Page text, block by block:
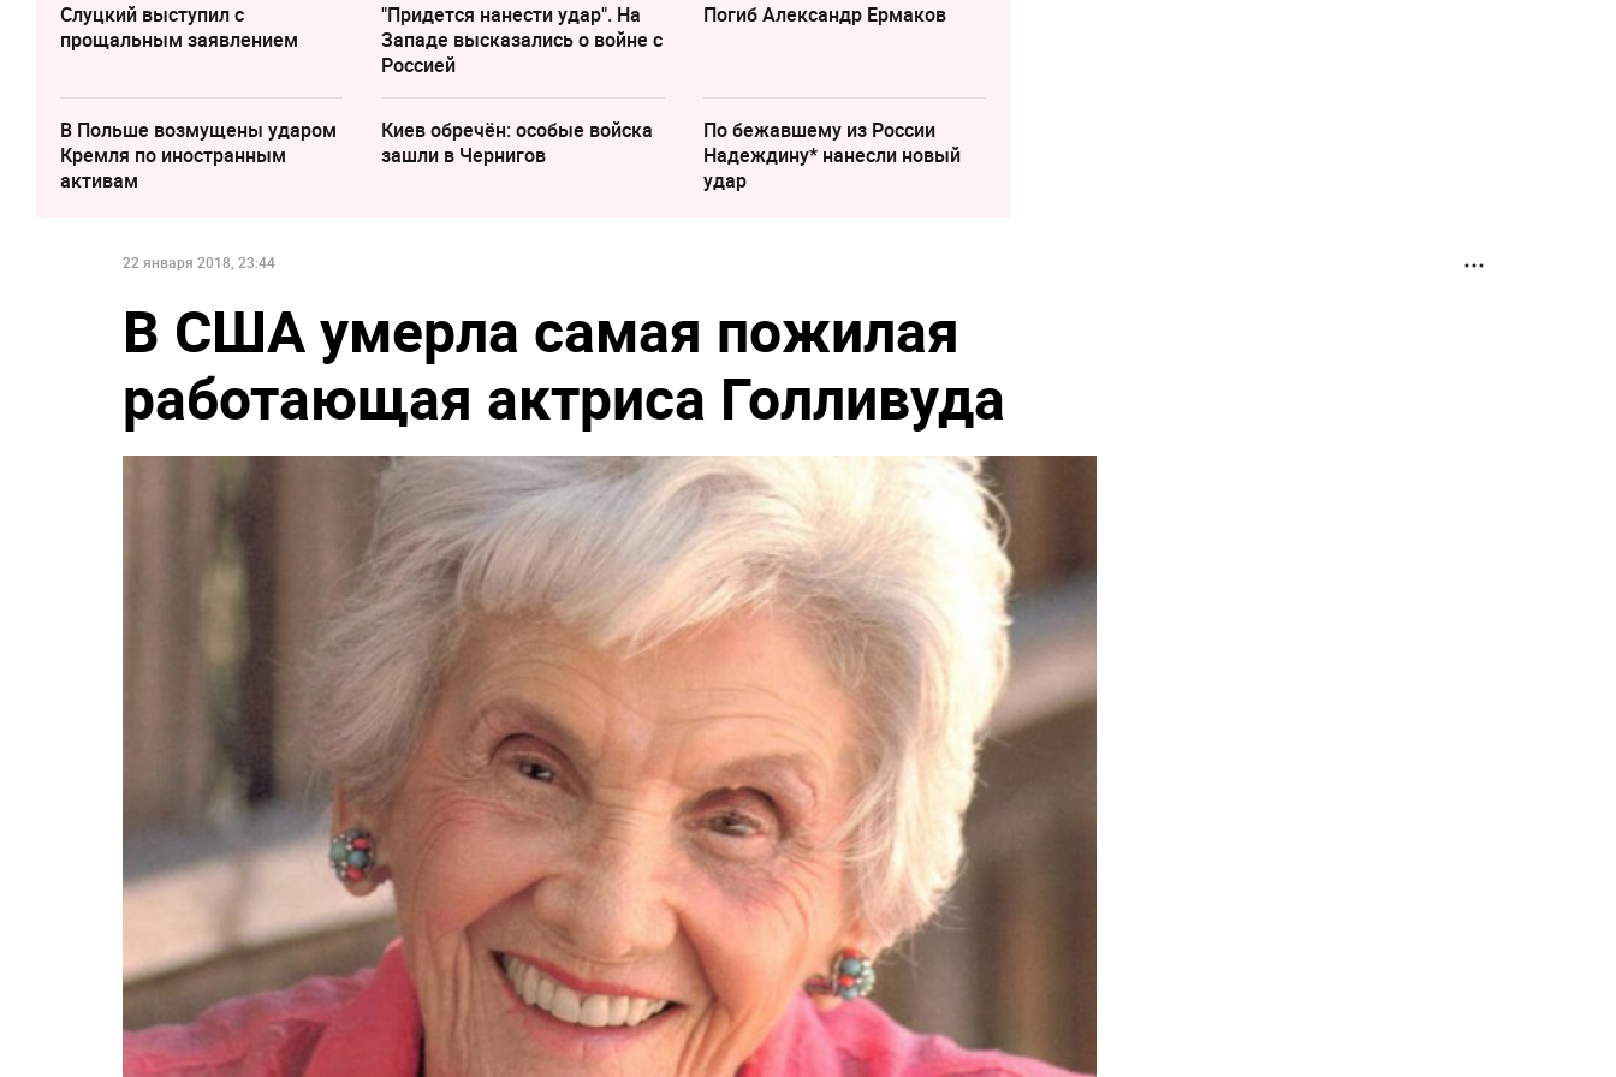
Слуцкий выступил с
прощальным заявлением
"Придется нанести удар". На
Западе высказались о войне с
Россией
Погиб Александр Ермаков
В Польше возмущены ударом
Кремля по иностранным
активам
Киев обречён: особые войска
зашли в Чернигов
По бежавшему из России
Надеждину* нанесли новый
удар
22 января 2018, 23:44
В США умерла самая пожилая
работающая актриса Голливуда